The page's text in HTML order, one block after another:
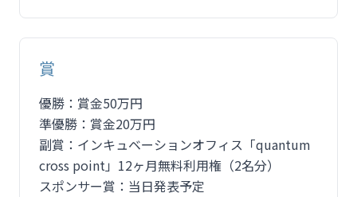
賞
優勝：賞金50万円
準優勝：賞金20万円
副賞：インキュベーションオフィス「quantum
cross point」12ヶ月無料利用権（2名分）
スポンサー賞：当日発表予定